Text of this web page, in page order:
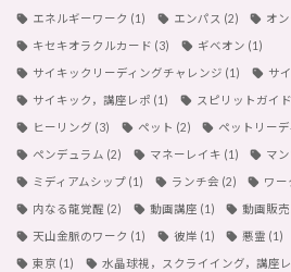
エネルギーワーク (1) エンパス (2) オ
キセキオラクルカード (3) ギベオン (1)
サイキックリーディングチャレンジ (1) サ
サイキック，講座レポ (1) スピリットガイド
ヒーリング (3) ペット (2) ペットリー
ペンデュラム (2) マネーレイキ (1) マ
ミディアムシップ (1) ランチ会 (2) ワー
内なる龍覚醒 (2) 動画講座 (1) 動画販売
天山金脈のワーク (1) 彼岸 (1) 悪霊 (1)
東京 (1) 水晶球視，スクライイング，講座